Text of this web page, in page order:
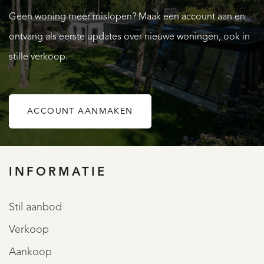
praktische werkhoogte geïntegreerd in 1 van de
wandmeubels.
Het geheel ademt functionaliteit en comfort en vormt zo
het centrale middelpunt van stijlvol wonen en koken.
Vanuit de keuken is er tevens directe toegang tot de tuin
De vertrekken zijn keurig afgewerkt met inbouwspots en
Geen woning meer mislopen? Maak een account aan en
ontvang als eerste updates over nieuwe woningen, ook in
stille verkoop.
ACCOUNT AANMAKEN
INFORMATIE
Stil aanbod
Verkoop
Aankoop
OVER QUALIS